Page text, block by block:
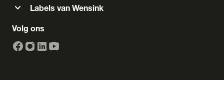
expand_more Labels van Wensink
Volg ons